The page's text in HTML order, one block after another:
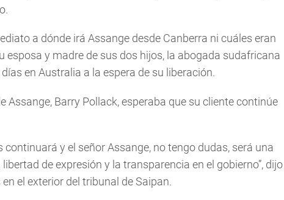
a dónde irá Assange desde Canberra ni cuáles eran
esposa y madre de sus dos hijos, la abogada sudafricana
en Australia a la espera de su liberación.
Assange, Barry Pollack, esperaba que su cliente continúe
continuará y el señor Assange, no tengo dudas, será una
de expresión y la transparencia en el gobierno”, dijo
el exterior del tribunal de Saipan.